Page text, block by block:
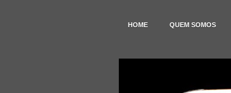
HOME QUEM SOMOS